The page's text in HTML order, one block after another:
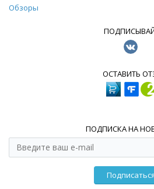
Обзоры
ОСТАВИТЬ
ПОДПИСКА НА
Подписаться